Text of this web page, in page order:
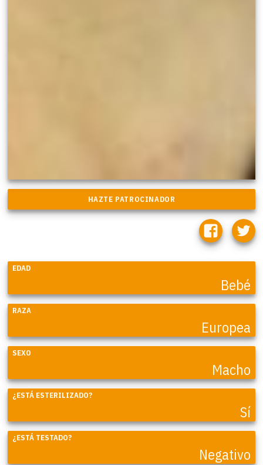
EDAD
Bebé
RAZA
Europea
SEXO
Macho
¿ESTÁ ESTERILIZADO?
Sí
¿ESTÁ TESTADO?
Negativo